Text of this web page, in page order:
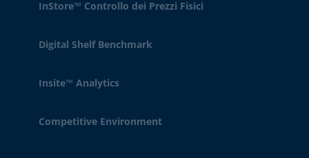
InStore™ Controllo dei Prezzi Fisici
Digital Shelf Benchmark
Insite™ Analytics
Competitive Environment